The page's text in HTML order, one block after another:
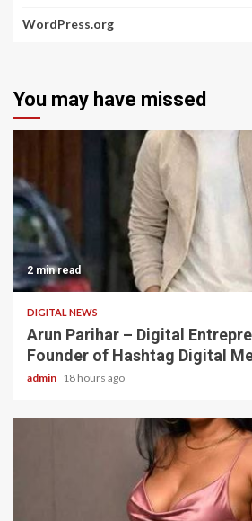
WordPress.org
You may have missed
2 min read
DIGITAL NEWS
Arun Parihar – Digital
Founder of Hashtag Digital
admin 18 hours ago